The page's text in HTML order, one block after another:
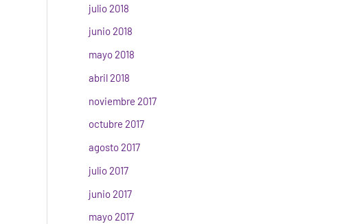
julio 2018
junio 2018
mayo 2018
abril 2018
noviembre 2017
octubre 2017
agosto 2017
julio 2017
junio 2017
mayo 2017